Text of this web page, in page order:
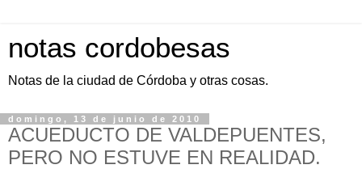
notas cordobesas
Notas de la ciudad de Córdoba y otras cosas.
domingo, 13 de junio de 2010
ACUEDUCTO DE VALDEPUENTES,
PERO NO ESTUVE EN REALIDAD.